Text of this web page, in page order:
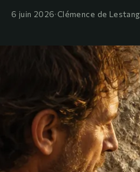
6 juin 2026·Clémence de Lestang